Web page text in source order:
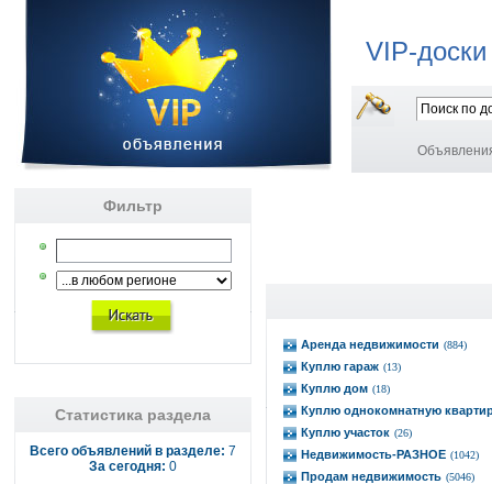
VIP-
Фильтр
Статистика раздела
Всего объявлений в разделе: 7
За сегодня: 0
Аренда недвижимости (884)
Куплю гараж (13)
Куплю дом (18)
Куплю однокомнатную
Куплю участок (26)
Недвижимость-РАЗНОЕ (1042)
Продам недвижимость (5046)